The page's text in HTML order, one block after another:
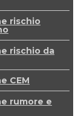
rischio
rischio da
CEM
rumore e